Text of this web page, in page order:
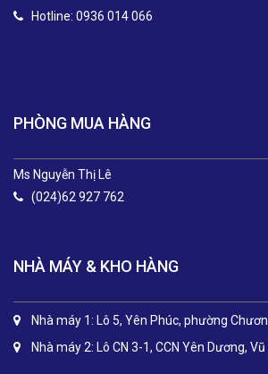
Hotline: 0936 014 066
PHÒNG MUA HÀNG
Ms Nguyễn Thị Lê
(024)62 927 762
NHÀ MÁY & KHO HÀNG
Nhà máy 1: Lô 5, Yên Phúc, phường
Nhà máy 2: Lô CN 3-1, CCN Yên Dương,